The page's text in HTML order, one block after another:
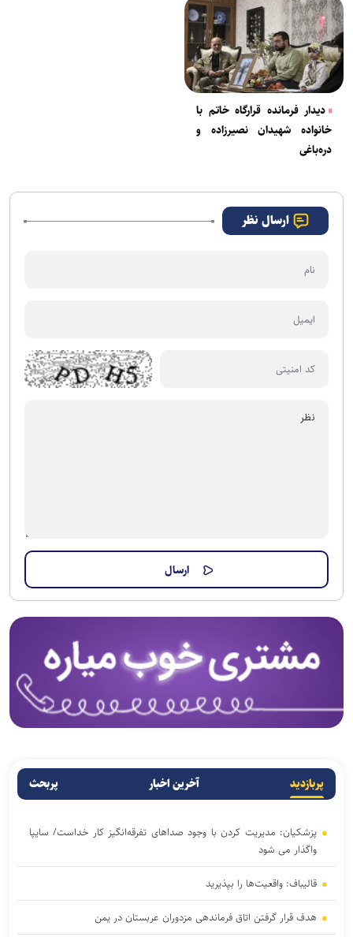
دیدار فرمانده قرارگاه خاتم با
خانواده شهیدان نصیرزاده و
دره‌باغی
ارسال نظر
پربازدید آخرین اخبار پربحث
پزشکیان: مدیریت کردن با وجود صداهای تفرقه‌انگیز کار خداست/ سایپا
واگذار می شود
قالیباف: واقعیت‌ها را بپذیرید
هدف قرار گرفتن اتاق‌ فرماندهی مزدوران عربستان در یمن